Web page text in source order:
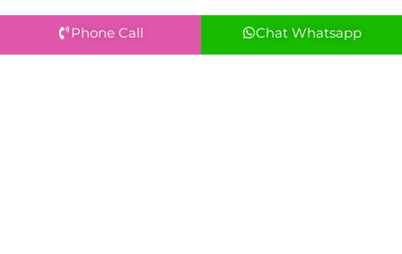
Phone Call Chat Whatsapp